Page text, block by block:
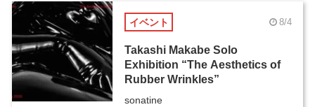
イベント 8/4
Takashi Makabe Solo
Exhibition “The Aesthetics of
Rubber Wrinkles”
sonatine